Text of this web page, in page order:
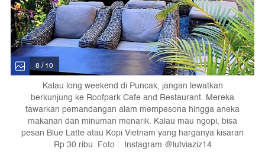
8 / 10
Kalau long weekend di Puncak, jangan lewatkan
berkunjung ke Roofpark Cafe and Restaurant. Mereka
tawarkan pemandangan alam mempesona hingga aneka
makanan dan minuman menarik. Kalau mau ngopi, bisa
pesan Blue Latte atau Kopi Vietnam yang harganya kisaran
Rp 30 ribu. Foto : Instagram @lutviaziz14